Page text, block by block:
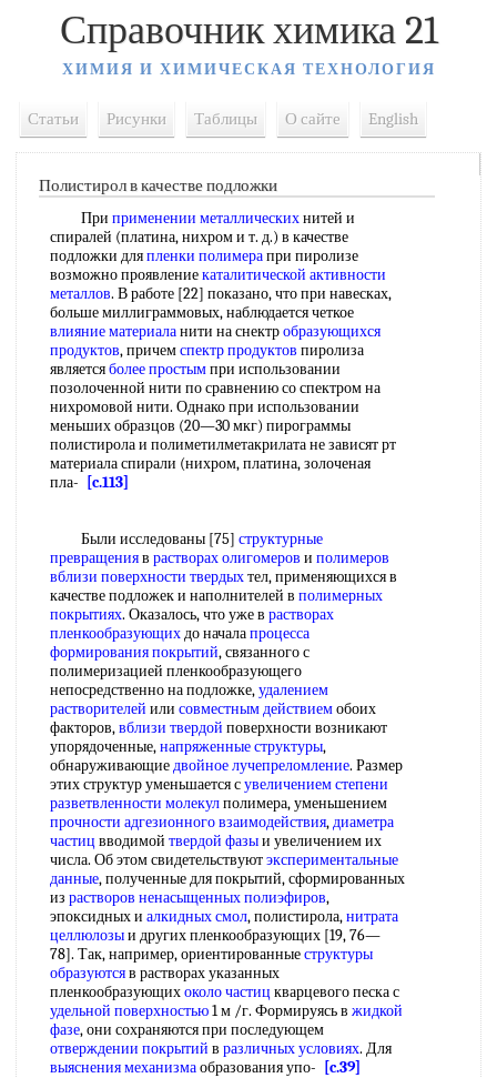
Справочник химика 21
ХИМИЯ И ХИМИЧЕСКАЯ ТЕХНОЛОГИЯ
Статьи Рисунки Таблицы О сайте English
Полистирол в качестве подложки
При применении металлическихнитей и
спиралей (платина, нихром и т. д.) в качестве
подложки дляпленки полимерапри пиролизе
возможно проявлениекаталитической активности
металлов. В работе [22] показано, что при навесках,
больше миллиграммовых, наблюдается четкое
влияние материаланити на снектробразующихся
продуктов, причемспектр продуктов пиролиза
являетсяболее простымпри использовании
позолоченной нити по сравнению со спектром на
нихромовой нити. Однако при использовании
меньших образцов (20—30 мкг) пирограммы
полистирола и полиметилметакрилата не зависят рт
материала спирали (нихром, платина, золоченая
пла-
[c.113]
Были исследованы [75] структурные
превращенияв растворах олигомеров и полимеров
вблизи поверхности твердыхтел, применяющихся в
качестве подложек и наполнителей в полимерных
покрытиях. Оказалось, что уже в растворах
пленкообразующихдо началапроцесса
формирования покрытий, связанного с
полимеризацией пленкообразующего
непосредственно на подложке,удалением
растворителей или совместным действиемобоих
факторов,вблизи твердой поверхности возникают
упорядоченные,напряженные структуры,
обнаруживающиедвойное лучепреломление. Размер
этих структур уменьшается сувеличением степени
разветвленности молекулполимера, уменьшением
прочности адгезионного взаимодействия,диаметра
частиц вводимой твердой фазыи увеличением их
числа. Об этом свидетельствуютэкспериментальные
данные, полученные для покрытий, сформированных
из растворов ненасыщенных полиэфиров,
эпоксидных и алкидных смол, полистирола,нитрата
целлюлозыи других пленкообразующих [19, 76—
78]. Так, например, ориентированныеструктуры
образуютсяв растворах указанных
пленкообразующихоколо частиц кварцевого песка с
удельной поверхностью1 м /г. Формируясь в жидкой
фазе, они сохраняются при последующем
отверждении покрытий в различных условиях. Для
выяснения механизмаобразования упо-
[c.39]